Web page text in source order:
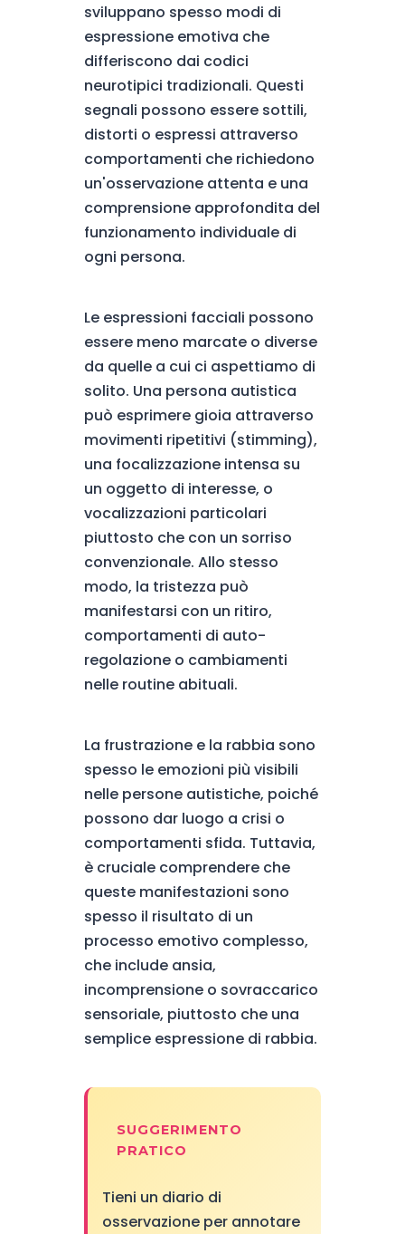
sviluppano spesso modi di
espressione emotiva che
differiscono dai codici
neurotipici tradizionali. Questi
segnali possono essere sottili,
distorti o espressi attraverso
comportamenti che richiedono
un'osservazione attenta e una
comprensione approfondita del
funzionamento individuale di
ogni persona.
Le espressioni facciali possono
essere meno marcate o diverse
da quelle a cui ci aspettiamo di
solito. Una persona autistica
può esprimere gioia attraverso
movimenti ripetitivi (stimming),
una focalizzazione intensa su
un oggetto di interesse, o
vocalizzazioni particolari
piuttosto che con un sorriso
convenzionale. Allo stesso
modo, la tristezza può
manifestarsi con un ritiro,
comportamenti di auto-
regolazione o cambiamenti
nelle routine abituali.
La frustrazione e la rabbia sono
spesso le emozioni più visibili
nelle persone autistiche, poiché
possono dar luogo a crisi o
comportamenti sfida. Tuttavia,
è cruciale comprendere che
queste manifestazioni sono
spesso il risultato di un
processo emotivo complesso,
che include ansia,
incomprensione o sovraccarico
sensoriale, piuttosto che una
semplice espressione di rabbia.
SUGGERIMENTO
PRATICO
Tieni un diario di
osservazione per annotare